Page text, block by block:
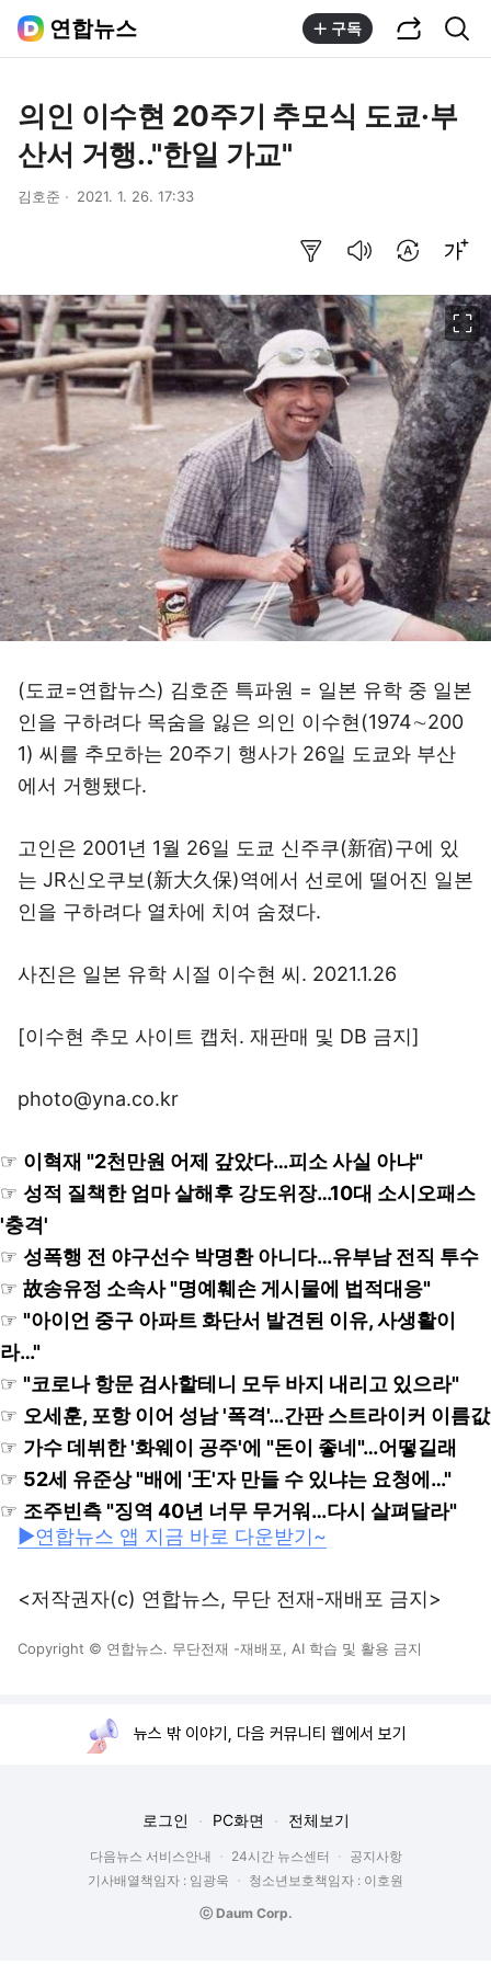
연합뉴스 구독
의인 이수현 20주기 추모식 도쿄·부
산서 거행.."한일 가교"
김호준 2021. 1. 26. 17:33
(도쿄=연합뉴스) 김호준 특파원 = 일본 유학 중 일본
인을 구하려다 목숨을 잃은 의인 이수현(1974∼200
1) 씨를 추모하는 20주기 행사가 26일 도쿄와 부산
에서 거행됐다.
고인은 2001년 1월 26일 도쿄 신주쿠(新宿)구에 있
는 JR신오쿠보(新大久保)역에서 선로에 떨어진 일본
인을 구하려다 열차에 치여 숨졌다.
사진은 일본 유학 시절 이수현 씨. 2021.1.26
[이수현 추모 사이트 캡처. 재판매 및 DB 금지]
photo@yna.co.kr
☞ 이혁재 "2천만원 어제 갚았다…피소 사실 아냐"
☞ 성적 질책한 엄마 살해후 강도위장…10대 소시오패스
'충격'
☞ 성폭행 전 야구선수 박명환 아니다…유부남 전직 투수
☞ 故송유정 소속사 "명예훼손 게시물에 법적대응"
☞ "아이언 중구 아파트 화단서 발견된 이유, 사생활이
라…"
☞ "코로나 항문 검사할테니 모두 바지 내리고 있으라"
☞ 오세훈, 포항 이어 성남 '폭격'…간판 스트라이커 이름값
☞ 가수 데뷔한 '화웨이 공주'에 "돈이 좋네"…어떻길래
☞ 52세 유준상 "배에 '王'자 만들 수 있냐는 요청에…"
☞ 조주빈측 "징역 40년 너무 무거워…다시 살펴달라"
▶연합뉴스 앱 지금 바로 다운받기~
<저작권자(c) 연합뉴스, 무단 전재-재배포 금지>
Copyright © 연합뉴스. 무단전재 -재배포, AI 학습 및 활용 금지
뉴스 밖 이야기, 다음 커뮤니티 웹에서 보기
로그인 PC화면 전체보기
다음뉴스 서비스안내 24시간 뉴스센터
공지사항
기사배열책임자 : 임광욱
청소년보호책임자 : 이호원
ⓒ Daum Corp.